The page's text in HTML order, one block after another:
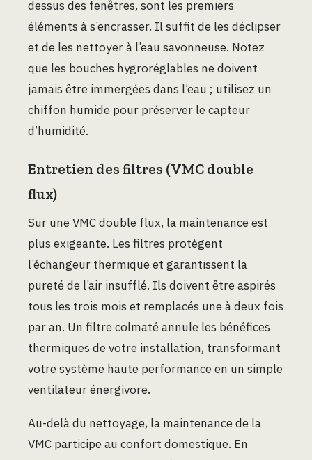
dessus des fenêtres, sont les premiers
éléments à s’encrasser. Il suffit de les déclipser
et de les nettoyer à l’eau savonneuse. Notez
que les bouches hygroréglables ne doivent
jamais être immergées dans l’eau ; utilisez un
chiffon humide pour préserver le capteur
d’humidité.
Entretien des filtres (VMC double
flux)
Sur une VMC double flux, la maintenance est
plus exigeante. Les filtres protègent
l’échangeur thermique et garantissent la
pureté de l’air insufflé. Ils doivent être aspirés
tous les trois mois et remplacés une à deux fois
par an. Un filtre colmaté annule les bénéfices
thermiques de votre installation, transformant
votre système haute performance en un simple
ventilateur énergivore.
Au-delà du nettoyage, la maintenance de la
VMC participe au confort domestique. En